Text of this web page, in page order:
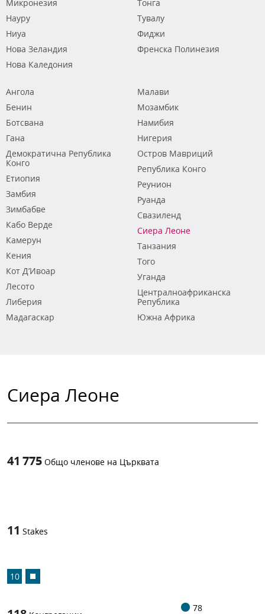
Микронезия
Науру
Ниуа
Нова Зеландия
Нова Каледония
Тонга
Тувалу
Фиджи
Френска Полинезия
Ангола
Бенин
Ботсвана
Гана
Демократична Република
Конго
Етиопия
Замбия
Зимбабве
Кабо Верде
Камерун
Кения
Кот Д’Ивоар
Лесото
Либерия
Мадагаскар
Малави
Мозамбик
Намибия
Нигерия
Остров Мавриций
Република Конго
Реунион
Руанда
Свазиленд
Сиера Леоне
Танзания
Того
Уганда
Централноафриканска
Република
Южна Африка
Сиера Леоне
41 775 Общо членове на Църквата
11 Stakes
10
78